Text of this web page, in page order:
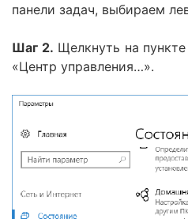
панели задач, выбираем
Шаг 2. Щелкнуть на
«Центр управления…».